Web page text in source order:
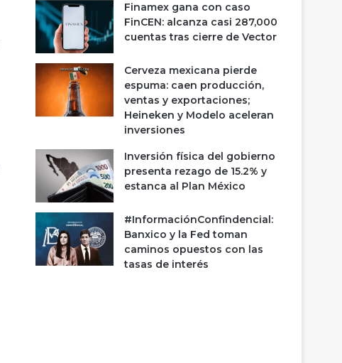
Finamex gana con caso
FinCEN: alcanza casi 287,000
cuentas tras cierre de Vector
Cerveza mexicana pierde
espuma: caen producción,
ventas y exportaciones;
Heineken y Modelo aceleran
inversiones
Inversión física del gobierno
presenta rezago de 15.2% y
estanca al Plan México
#InformaciónConfindencial:
Banxico y la Fed toman
caminos opuestos con las
tasas de interés